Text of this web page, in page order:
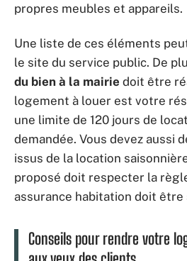
propres meubles et appareils.
Une liste de ces éléments
le site du service public. De
du bien à la mairie doit être
logement à louer est votre
une limite de 120 jours de
demandée. Vous devez aussi
issus de la location
proposé doit respecter la
assurance habitation doit être
Conseils pour rendre votre